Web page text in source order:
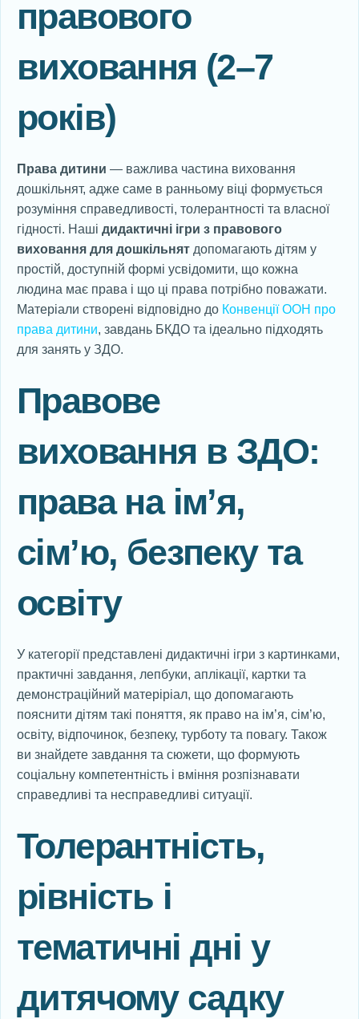
правового
виховання (2–7
років)
Права дитини — важлива частина виховання
дошкільнят, адже саме в ранньому віці формується
розуміння справедливості, толерантності та власної
гідності. Наші дидактичні ігри з правового
виховання для дошкільнят допомагають дітям у
простій, доступній формі усвідомити, що кожна
людина має права і що ці права потрібно поважати.
Матеріали створені відповідно до Конвенції ООН про
права дитини, завдань БКДО та ідеально підходять
для занять у ЗДО.
Правове
виховання в ЗДО:
права на ім’я,
сім’ю, безпеку та
освіту
У категорії представлені дидактичні ігри з картинками,
практичні завдання, лепбуки, аплікації, картки та
демонстраційний матеріріал, що допомагають
пояснити дітям такі поняття, як право на ім’я, сім’ю,
освіту, відпочинок, безпеку, турботу та повагу. Також
ви знайдете завдання та сюжети, що формують
соціальну компетентність і вміння розпізнавати
справедливі та несправедливі ситуації.
Толерантність,
рівність і
тематичні дні у
дитячому садку